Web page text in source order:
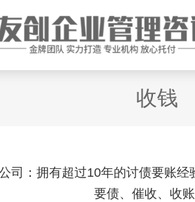
收钱
司：拥有超过10年的讨债要账
要债、催收、收账